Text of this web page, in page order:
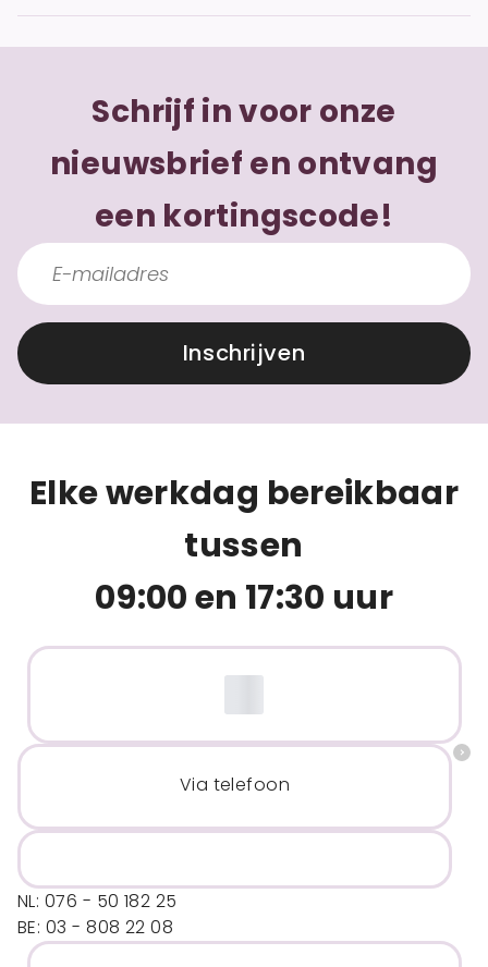
Schrijf in voor onze
nieuwsbrief en ontvang
een kortingscode!
Inschrijven
Elke werkdag bereikbaar
tussen
09:00 en 17:30 uur
Via telefoon
NL: 076 - 50 182 25
BE: 03 - 808 22 08